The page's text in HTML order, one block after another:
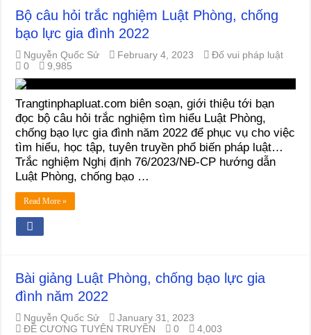
Bộ câu hỏi trắc nghiệm Luật Phòng, chống
bạo lực gia đình 2022
Nguyễn Quốc Sử February 4, 2023
Đố vui pháp luật
0
9,985
Trangtinphapluat.com biên soạn, giới thiệu tới bạn
đọc bộ câu hỏi trắc nghiệm tìm hiểu Luật Phòng,
chống bạo lực gia đình năm 2022 để phục vụ cho việc
tìm hiểu, học tập, tuyên truyền phổ biến pháp luật…
Trắc nghiệm Nghị định 76/2023/NĐ-CP hướng dẫn
Luật Phòng, chống bạo …
Read More »
Bài giảng Luật Phòng, chống bạo lực gia
đình năm 2022
Nguyễn Quốc Sử
January 31, 2023
ĐỀ CƯƠNG TUYÊN TRUYỀN
0 4,003